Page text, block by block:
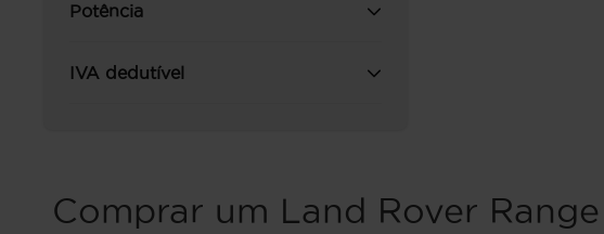
Potência
IVA dedutível
Comprar um Land Rover